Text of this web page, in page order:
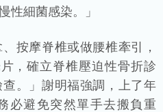
性細菌感染。」
按摩脊椎或做腰椎牽引，
，確立脊椎壓迫性骨折診
。」謝明福強調，上了年
必避免突然單手去搬負重